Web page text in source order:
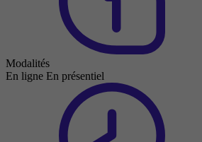
Modalités
En ligne En présentiel